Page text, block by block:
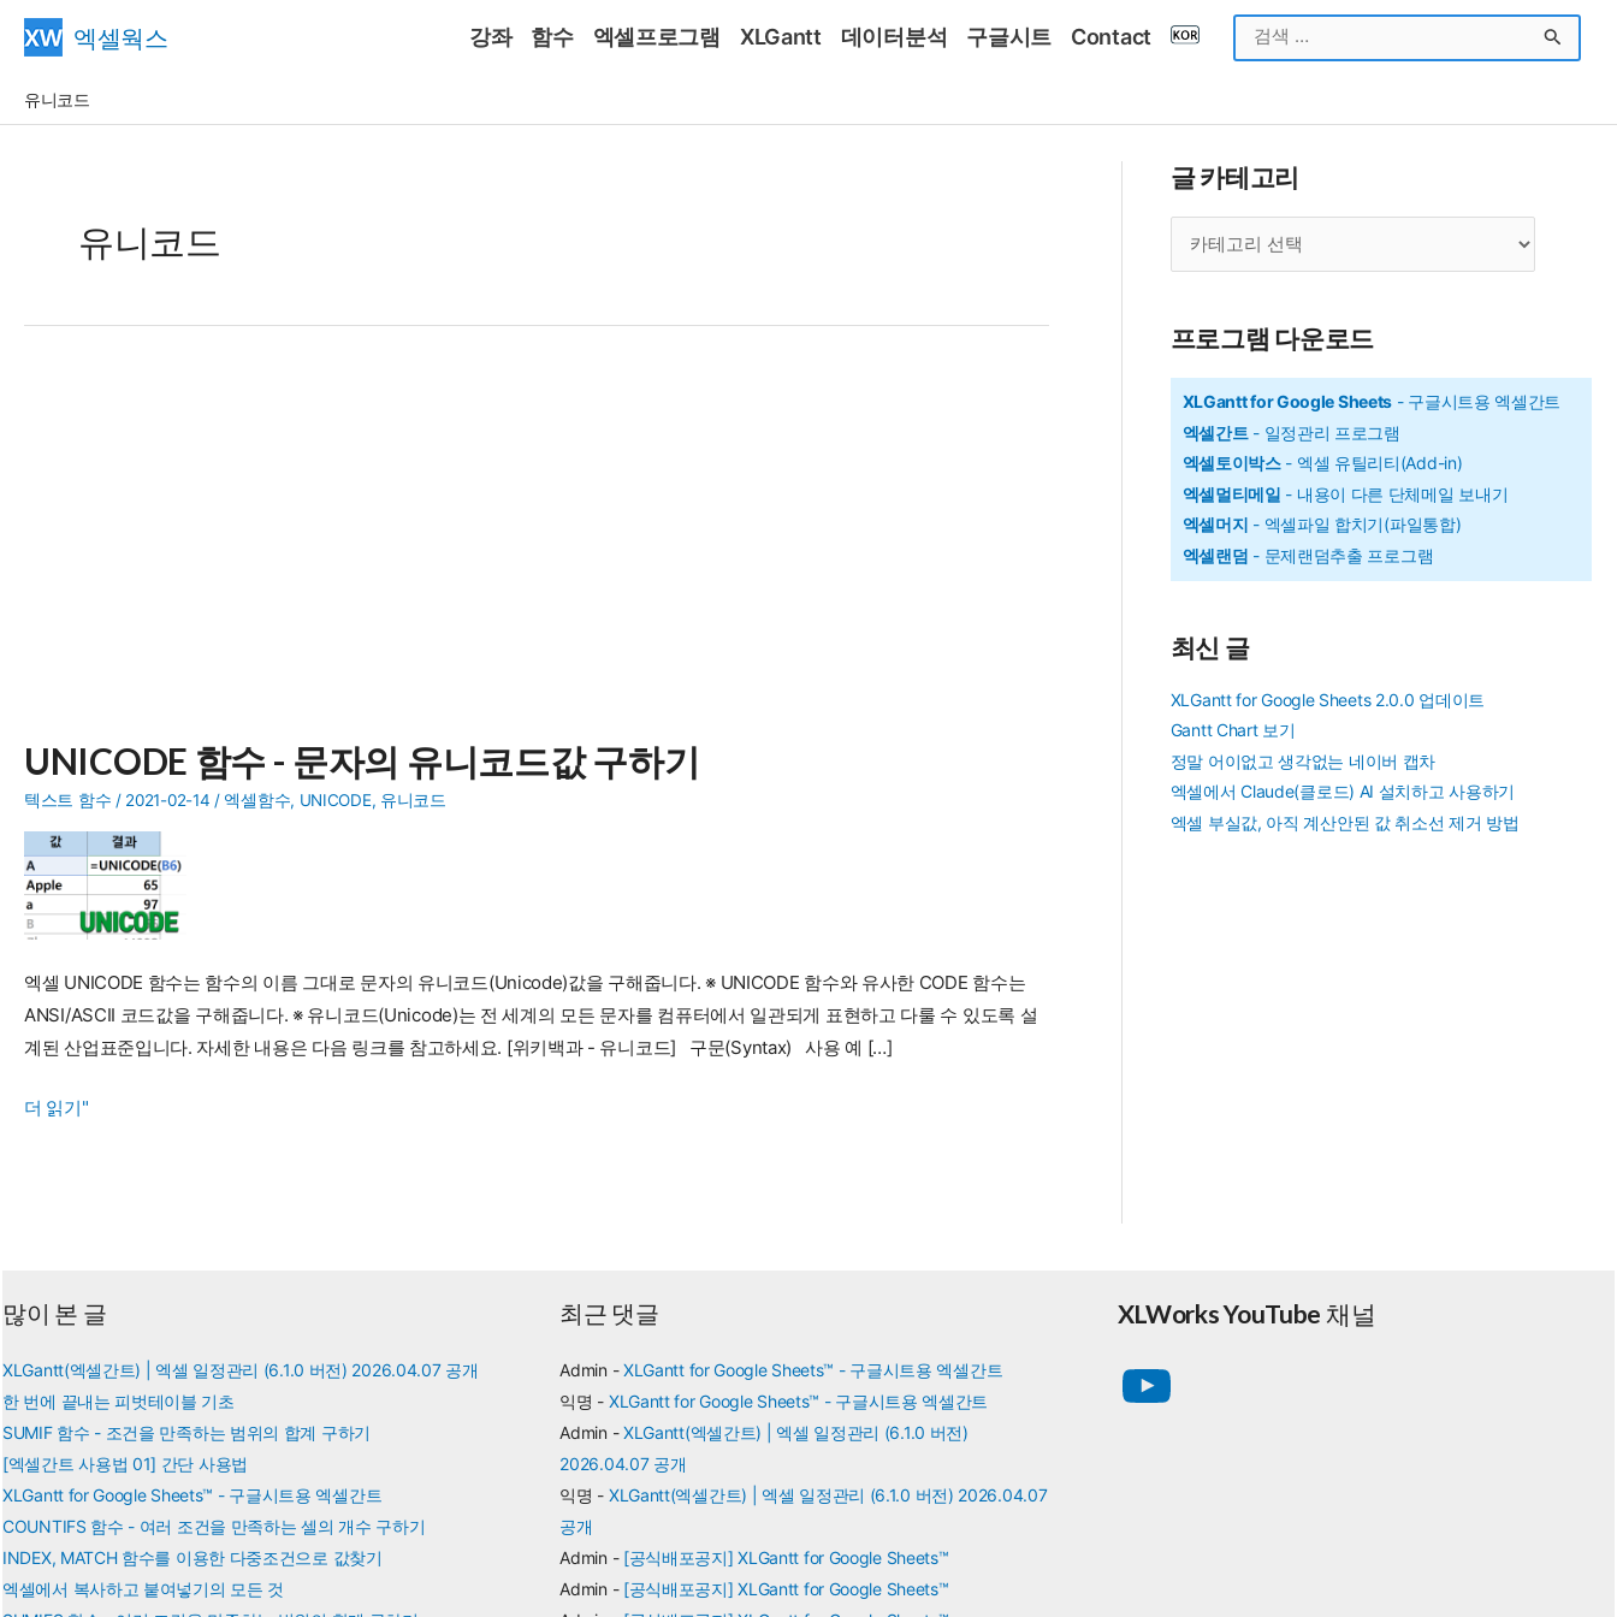
엑셀웍스 강좌 함수 엑셀프로그램 XLGantt 데이터분석 구글시트 Contact
색
상
유니코드
유니코드
UNICODE 함수 - 문자의 유니코드값 구하기
텍스트 함수 / 2021-02-14 / 엑셀함수, UNICODE, 유니코드
엑셀 UNICODE 함수는 함수의 이름 그대로 문자의 유니코드(Unicode)값을 구해줍니다. ※ UNICODE 함수와 유사한 CODE 함수는
ANSI/ASCII 코드값을 구해줍니다. ※ 유니코드(Unicode)는 전 세계의 모든 문자를 컴퓨터에서 일관되게 표현하고 다룰 수 있도록 설
계된 산업표준입니다. 자세한 내용은 다음 링크를 참고하세요. [위키백과 - 유니코드] 구문(Syntax) 사용 예 […]
UNICODE
의
니
코
드
값
구
하
기
더 읽기"
글 카테고리
리
프로그램 다운로드
XLGantt for Google Sheets - 구글시트용 엑셀간트
엑셀간트- 일정관리 프로그램
엑셀토이박스- 엑셀 유틸리티(Add-in)
엑셀멀티메일 - 내용이 다른 단체메일 보내기
엑셀머지 - 엑셀파일 합치기(파일통합)
엑셀랜덤 - 문제랜덤추출 프로그램
최신 글
XLGantt for Google Sheets 2.0.0 업데이트
Gantt Chart 보기
정말 어이없고 생각없는 네이버 캡차
엑셀에서 Claude(클로드) AI 설치하고 사용하기
엑셀 부실값, 아직 계산안된 값 취소선 제거 방법
많이 본 글
XLGantt(엑셀간트) | 엑셀 일정관리 (6.1.0 버전) 2026.04.07 공개
한 번에 끝내는 피벗테이블 기초
SUMIF 함수 - 조건을 만족하는 범위의 합계 구하기
[엑셀간트 사용법 01] 간단 사용법
XLGantt for Google Sheets™ - 구글시트용 엑셀간트
COUNTIFS 함수 - 여러 조건을 만족하는 셀의 개수 구하기
INDEX, MATCH 함수를 이용한 다중조건으로 값찾기
엑셀에서 복사하고 붙여넣기의 모든 것
최근 댓글
Admin -XLGantt for Google Sheets™ - 구글시트용 엑셀간트
익명 - XLGantt for Google Sheets™ - 구글시트용 엑셀간트
Admin -XLGantt(엑셀간트) | 엑셀 일정관리 (6.1.0 버전)
2026.04.07 공개
익명 - XLGantt(엑셀간트) | 엑셀 일정관리 (6.1.0 버전) 2026.04.07
공개
Admin - [공식배포공지] XLGantt for Google Sheets™
Admin - [공식배포공지] XLGantt for Google Sheets™
XLWorks YouTube 채널
YouTube